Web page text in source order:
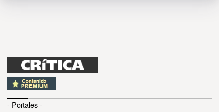
- Portales -